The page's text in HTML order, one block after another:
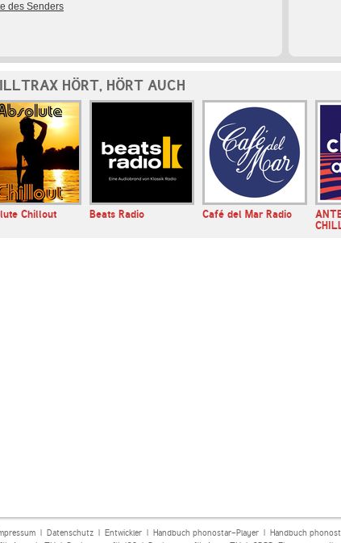
des Senders
HÖRT, HÖRT AUCH
Chillout Beats Radio Café del Mar Radio
| Datenschutz| Entwickler| Handbuch phonostar-Player| Handbuch